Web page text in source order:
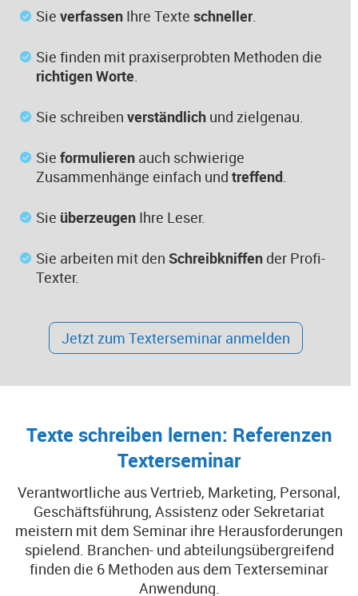
Sie verfassen Ihre Texte schneller.
Sie finden mit praxiserprobten Methoden die
richtigen Worte
Sie schreiben verständlich und zielgenau.
Sie formulieren auch schwierige
Zusammenhänge einfach und treffend
Sie überzeugen Ihre Leser.
Sie arbeiten mit den Schreibkniffen der Profi-
Texter.
Jetzt zum Texterseminar anmelden
Texte schreiben lernen: Referenzen
Texterseminar
Verantwortliche aus Vertrieb, Marketing, Personal,
Geschäftsführung, Assistenz oder Sekretariat
meistern mit dem Seminar ihre Herausforderungen
spielend. Branchen- und abteilungsübergreifend
finden die 6 Methoden aus dem Texterseminar
Anwendung.